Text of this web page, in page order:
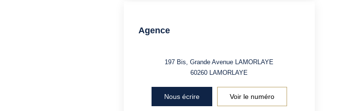
Agence
197 Bis, Grande Avenue LAMORLAYE
60260 LAMORLAYE
Nous écrire Voir le numéro